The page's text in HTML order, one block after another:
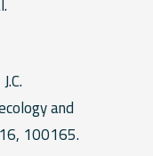
and
100165.